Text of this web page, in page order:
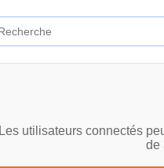
Les utilisateurs connectés
de